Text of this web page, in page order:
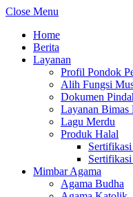
Close Menu
Home
Berita
Layanan
Profil Pondok
Alih Fungsi
Dokumen
Layanan Bimas
Lagu Merdu
Produk Halal
Mimbar Agama
Agama Budha